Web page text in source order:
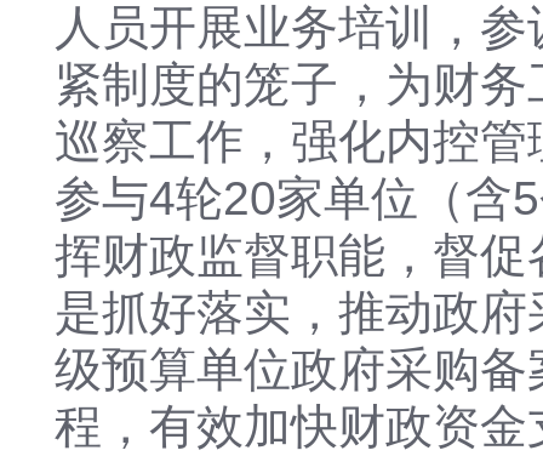
人员开展业务培训，
紧制度的笼子，为财
巡察工作，强化内控
参与4轮20家单位（含
挥财政监督职能，督
是抓好落实，推动政
级预算单位政府采购
程，有效加快财政资